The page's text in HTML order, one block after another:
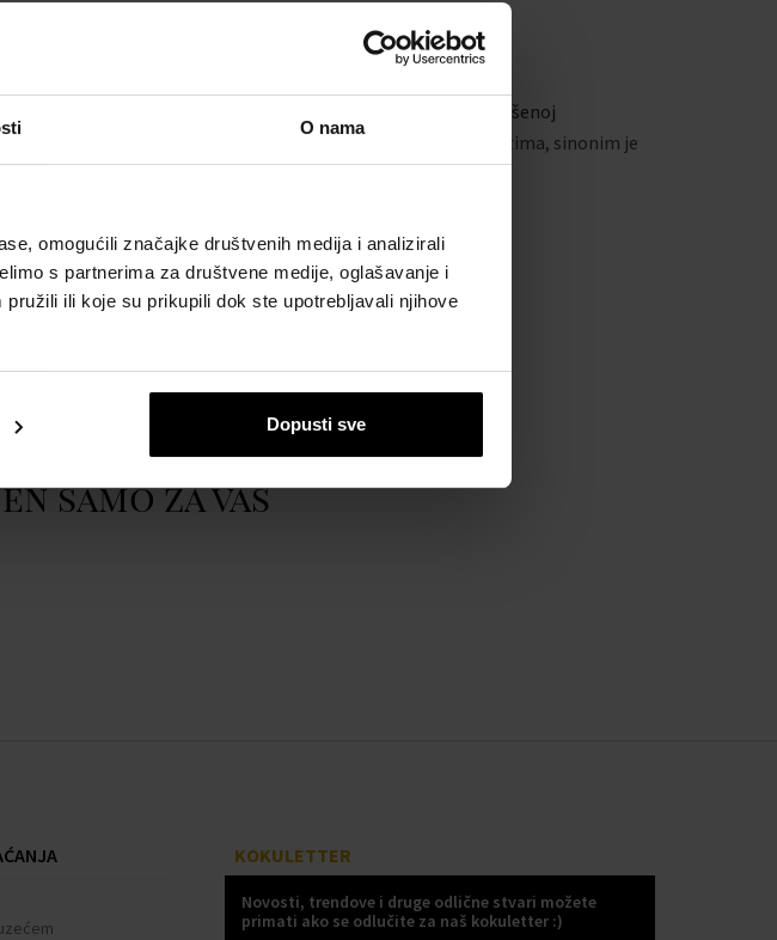
O nama
omogućili značajke društvenih medija i analizirali
s partnerima za društvene medije, oglašavanje i
ili koje su prikupili dok ste upotrebljavali njihove
Dopusti sve
Michael Kors je američki brend, baziran na jednostavnosti naglašenoj
profinjenim detaljima te promišljenim i funkcionalnim elementima, sinonim je
samo za vas
KOKULETTER
Novosti, trendove i druge odlične stvari možete
primati ako se odlučite za naš kokuletter :)